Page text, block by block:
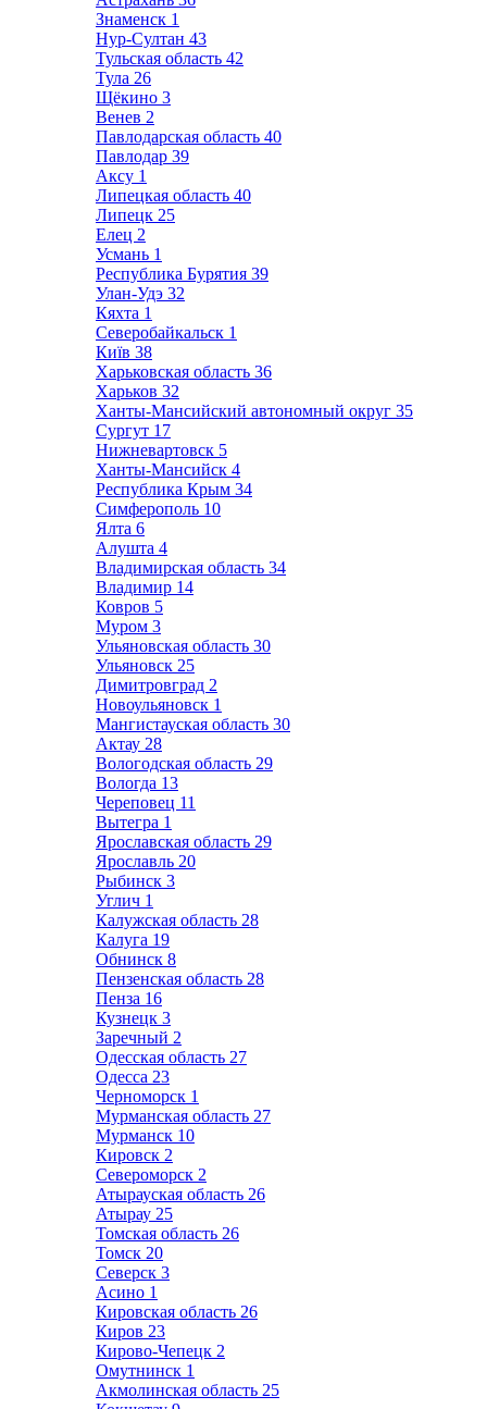
Знаменск 1
Нур-Султан 43
Тульская область 42
Тула 26
Щёкино 3
Венев 2
Павлодарская область 40
Павлодар 39
Аксу 1
Липецкая область 40
Липецк 25
Елец 2
Усмань 1
Республика Бурятия 39
Улан-Удэ 32
Кяхта 1
Северобайкальск 1
Київ 38
Харьковская область 36
Харьков 32
Ханты-Мансийский автономный округ 35
Сургут 17
Нижневартовск 5
Ханты-Мансийск 4
Республика Крым 34
Симферополь 10
Ялта 6
Алушта 4
Владимирская область 34
Владимир 14
Ковров 5
Муром 3
Ульяновская область 30
Ульяновск 25
Димитровград 2
Новоульяновск 1
Мангистауская область 30
Актау 28
Вологодская область 29
Вологда 13
Череповец 11
Вытегра 1
Ярославская область 29
Ярославль 20
Рыбинск 3
Углич 1
Калужская область 28
Калуга 19
Обнинск 8
Пензенская область 28
Пенза 16
Кузнецк 3
Заречный 2
Одесская область 27
Одесса 23
Черноморск 1
Мурманская область 27
Мурманск 10
Кировск 2
Североморск 2
Атырауская область 26
Атырау 25
Томская область 26
Томск 20
Северск 3
Асино 1
Кировская область 26
Киров 23
Кирово-Чепецк 2
Омутнинск 1
Акмолинская область 25